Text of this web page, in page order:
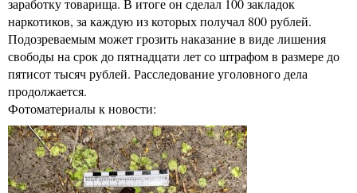
заработку товарища. В итоге он сделал 100 закладок
наркотиков, за каждую из которых получал 800 рублей.
Подозреваемым может грозить наказание в виде лишения
свободы на срок до пятнадцати лет со штрафом в размере до
пятисот тысяч рублей. Расследование уголовного дела
продолжается.
Фотоматериалы к новости: